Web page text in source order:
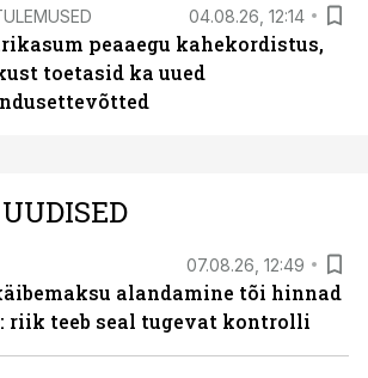
04.08.26, 12:14
peaaegu kahekordistus,
toetasid ka uued
07.08.26, 12:49
alandamine tõi hinnad
riik teeb seal tugevat kontrolli